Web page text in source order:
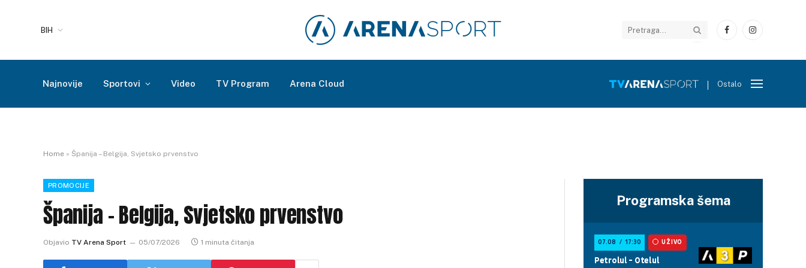
BIH
FacebookInstagram
Najnovije Sportovi Video TV Program Arena Cloud Ostalo
Home » Španija – Belgija, Svjetsko prvenstvo
PROMOCIJE
Španija – Belgija, Svjetsko prvenstvo
Objavio TV Arena Sport 05/07/2026 1 minuta čitanja
Programska šema